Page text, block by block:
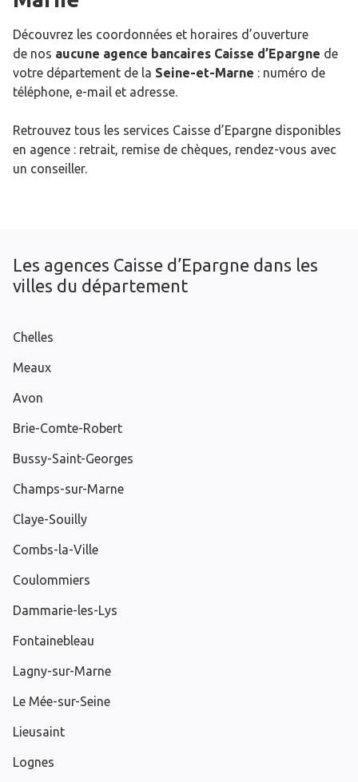
Découvrez les coordonnées et horaires d’ouverture
de nos aucune agence bancaires Caisse d’Epargne de
votre département de la Seine-et-Marne : numéro de
téléphone, e-mail et adresse.
Retrouvez tous les services Caisse d’Epargne disponibles
en agence : retrait, remise de chèques, rendez-vous avec
un conseiller.
Les agences Caisse d’Epargne dans les
villes du département
Chelles
Meaux
Avon
Brie-Comte-Robert
Bussy-Saint-Georges
Champs-sur-Marne
Claye-Souilly
Combs-la-Ville
Coulommiers
Dammarie-les-Lys
Fontainebleau
Lagny-sur-Marne
Le Mée-sur-Seine
Lieusaint
Lognes